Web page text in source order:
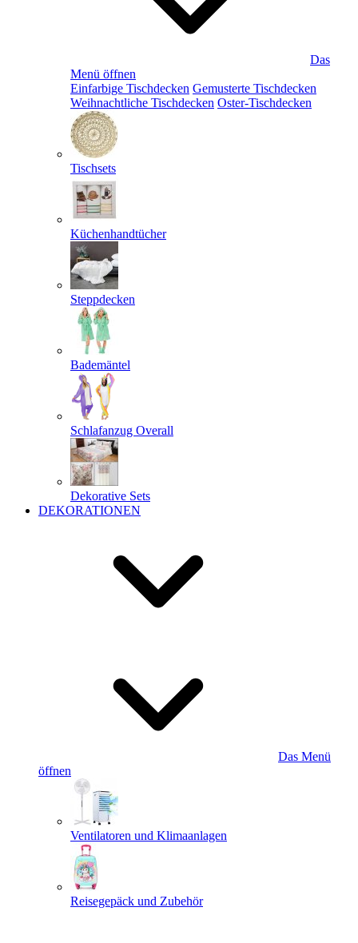
Das
Menü öffnen
Einfarbige Tischdecken Gemusterte Tischdecken
Weihnachtliche Tischdecken Oster-Tischdecken
Tischsets
Küchenhandtücher
Steppdecken
Bademäntel
Schlafanzug Overall
Dekorative Sets
DEKORATIONEN
Das Menü
öffnen
Ventilatoren und Klimaanlagen
Reisegepäck und Zubehör